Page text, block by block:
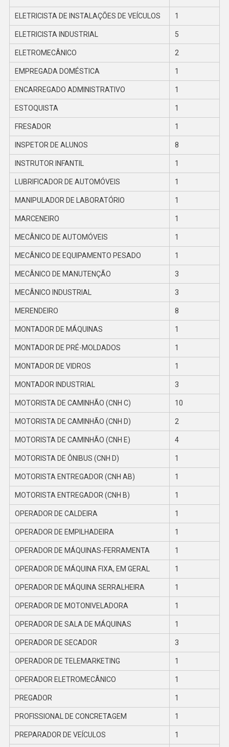
ELETRICISTA DE INSTALAÇÕES DE VEÍCULOS 1
ELETRICISTA INDUSTRIAL 5
ELETROMECÂNICO 2
EMPREGADA DOMÉSTICA 1
ENCARREGADO ADMINISTRATIVO 1
ESTOQUISTA 1
FRESADOR 1
INSPETOR DE ALUNOS 8
INSTRUTOR INFANTIL 1
LUBRIFICADOR DE AUTOMÓVEIS 1
MANIPULADOR DE LABORATÓRIO 1
MARCENEIRO 1
MECÂNICO DE AUTOMÓVEIS 1
MECÂNICO DE EQUIPAMENTO PESADO 1
MECÂNICO DE MANUTENÇÃO 3
MECÂNICO INDUSTRIAL 3
MERENDEIRO 8
MONTADOR DE MÁQUINAS 1
MONTADOR DE PRÉ-MOLDADOS 1
MONTADOR DE VIDROS 1
MONTADOR INDUSTRIAL 3
MOTORISTA DE CAMINHÃO (CNH C) 10
MOTORISTA DE CAMINHÃO (CNH D) 2
MOTORISTA DE CAMINHÃO (CNH E) 4
MOTORISTA DE ÔNIBUS (CNH D) 1
MOTORISTA ENTREGADOR (CNH AB) 1
MOTORISTA ENTREGADOR (CNH B) 1
OPERADOR DE CALDEIRA 1
OPERADOR DE EMPILHADEIRA 1
OPERADOR DE MÁQUINAS-FERRAMENTA 1
OPERADOR DE MÁQUINA FIXA, EM GERAL 1
OPERADOR DE MÁQUINA SERRALHEIRA 1
OPERADOR DE MOTONIVELADORA 1
OPERADOR DE SALA DE MÁQUINAS 1
OPERADOR DE SECADOR 3
OPERADOR DE TELEMARKETING 1
OPERADOR ELETROMECÂNICO 1
PREGADOR 1
PROFISSIONAL DE CONCRETAGEM 1
PREPARADOR DE VEÍCULOS 1